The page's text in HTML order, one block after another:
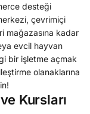
desteği
çevrimiçi
mağazasına kadar
evcil hayvan
bir işletme açmak
olanaklarına
Kursları